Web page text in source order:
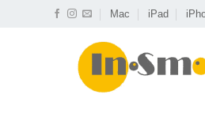
Mac iPad